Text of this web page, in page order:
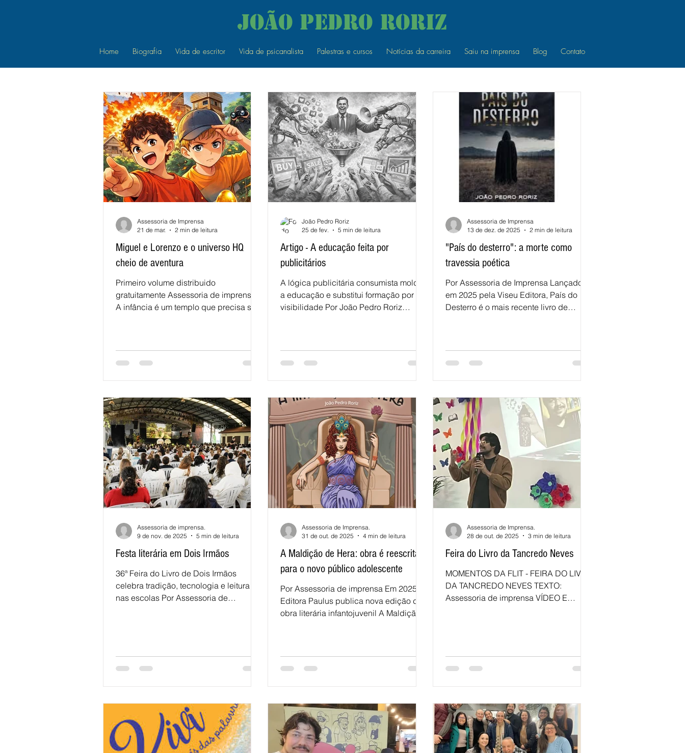
João Pedro RorIz
Home Biografia Vida de escritor Vida de psicanalista Palestras e cursos Notícias da carreira Saiu na imprensa Blog Contato
Miguel e Lorenzo e o universo HQ
cheio de aventura
Primeiro volume distribuido
gratuitamente Assessoria de imprensa
A infância é um templo que precisa ser
transicionais e as belas fugas da
realidade oportunizam as brincadeiras
não geraria sorrisos, momentos de
invenção e de criatividade. Foi
observando o comportamento de seu
filho, Miguel e de seu a
Assessoria de Imprensa
21 de mar.
2 min de leitura
Artigo - A educação feita por
publicitários
A lógica publicitária consumista molda
a educação e substitui formação por
visibilidade Por João Pedro Roriz
1985 e abertura econômica ocorrida no
começo dos anos 90, é possível
publicidade na construção de uma
nova forma de ética social: o consumo.
Se a Educação até então era meio para
alcançar desenvoltura int
João Pedro Roriz
25 de fev.
5 min de leitura
"País do desterro": a morte como
travessia poética
Por Assessoria de Imprensa Lançado
em 2025 pela Viseu Editora, País do
Desterro é o mais recente livro de
profundidade na poesia
contemporânea e compreendida não
deslocamento e possibilidade de
reconstrução simbólica. Ao longo dos
poemas, a morte surge como eixo
organizador da experiência humana.
Em País do Des
Assessoria de Imprensa
13 de dez. de 2025
2 min de leitura
Festa literária em Dois Irmãos
36ª Feira do Livro de Dois Irmãos
celebra tradição, tecnologia e leitura
nas escolas Por Assessoria de
coração da vida cultural da cidade com
a 36ª Feira do Livro de Dois Irmãos ,
. A programação combinou encontros
com escritores, contações de histórias,
espetácu
Assessoria de imprensa.
9 de nov. de 2025
5 min de leitura
A Maldição de Hera: obra é reescrita
para o novo público adolescente
Por Assessoria de imprensa Em 2025, a
Editora Paulus publica nova edição da
obra literária infantojuvenil A Maldição
didático voltado para o ensino
fundamental II e está inserida na
aguçar a curiosidade dos adolescentes
em relação às histórias da mitologia
grega. O livro narra as tragédias
humanas dec
Assessoria de Imprensa.
31 de out. de 2025
4 min de leitura
Feira do Livro da Tancredo Neves
MOMENTOS DA FLIT - FEIRA DO LIVRO
DA TANCREDO NEVES TEXTO:
Assessoria de imprensa VÍDEO E
com a FLIT – Feira do Livro da Tancredo
Neves 2025. O evento, realizado no dia
autores e os professores e os
estudantes dos anos finais do Ensino
Fundamental e do Ensino Médio, que
mergulh
Assessoria de Imprensa.
28 de out. de 2025
3 min de leitura